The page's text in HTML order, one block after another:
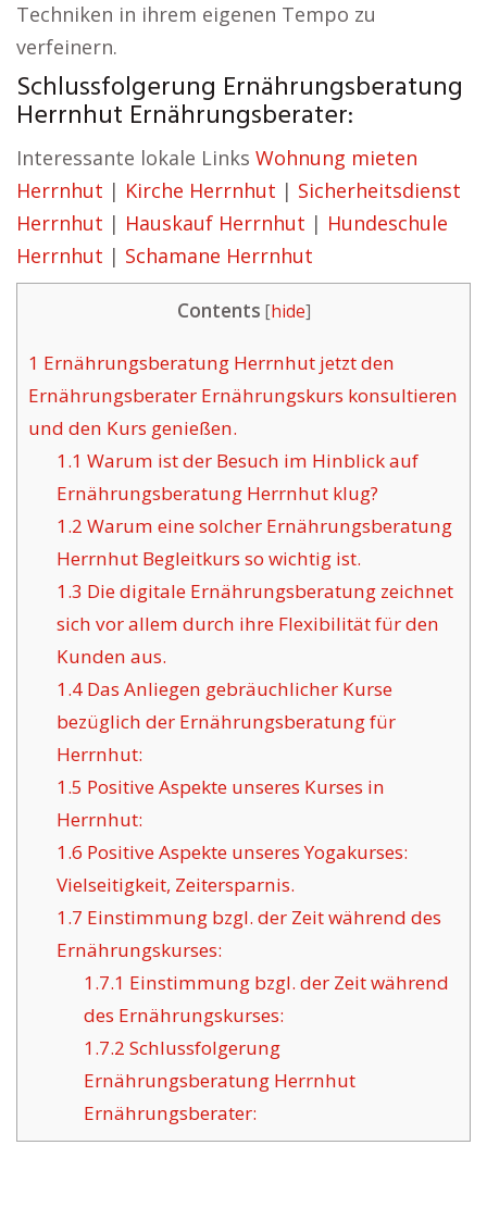
Techniken in ihrem eigenen Tempo zu
verfeinern.
Schlussfolgerung Ernährungsberatung
Herrnhut Ernährungsberater:
Interessante lokale Links Wohnung mieten
Herrnhut | Kirche Herrnhut | Sicherheitsdienst
Herrnhut | Hauskauf Herrnhut | Hundeschule
Herrnhut | Schamane Herrnhut
Contents [hide]
1 Ernährungsberatung Herrnhut jetzt den
Ernährungsberater Ernährungskurs konsultieren
und den Kurs genießen.
1.1 Warum ist der Besuch im Hinblick auf
Ernährungsberatung Herrnhut klug?
1.2 Warum eine solcher Ernährungsberatung
Herrnhut Begleitkurs so wichtig ist.
1.3 Die digitale Ernährungsberatung zeichnet
sich vor allem durch ihre Flexibilität für den
Kunden aus.
1.4Das Anliegen gebräuchlicher Kurse
bezüglich der Ernährungsberatung für
Herrnhut:
1.5 Positive Aspekte unseres Kurses in
Herrnhut:
1.6 Positive Aspekte unseres Yogakurses:
Vielseitigkeit, Zeitersparnis.
1.7 Einstimmung bzgl. der Zeit während des
Ernährungskurses:
1.7.1 Einstimmung bzgl. der Zeit während
des Ernährungskurses:
1.7.2 Schlussfolgerung
Ernährungsberatung Herrnhut
Ernährungsberater: